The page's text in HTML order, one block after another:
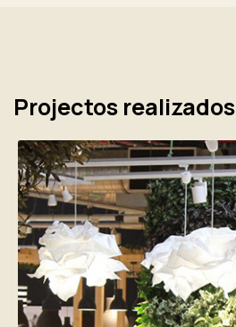
Projectos realizados